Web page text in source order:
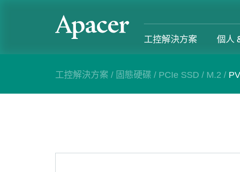
工控解決方案
工控解決方案
記憶體模組
個人
個人 & 商務解決方案
商務解決方案 產品
Gaming 服務支援
Gaming
工控解決方案 / 固態硬碟 / PCIe SSD / M.2 /